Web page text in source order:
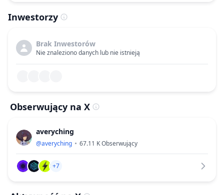
Inwestorzy
Brak Inwestorów
Nie znaleziono danych lub nie istnieją
Obserwujący na X
averyching
@averyching 67.11 KObserwujący
+7